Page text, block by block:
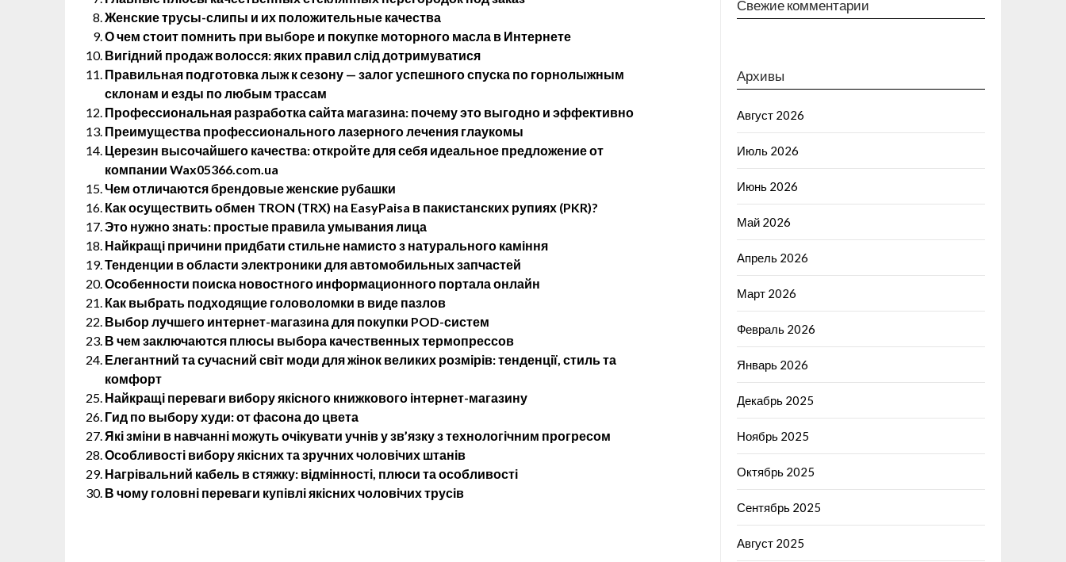
Женские трусы-слипы и их положительные качества
О чем стоит помнить при выборе и покупке моторного масла в Интернете
Вигідний продаж волосся: яких правил слід дотримуватися
Правильная подготовка лыж к сезону — залог успешного спуска по горнолыжным
склонам и езды по любым трассам
Профессиональная разработка сайта магазина: почему это выгодно и эффективно
Преимущества профессионального лазерного лечения глаукомы
Церезин высочайшего качества: откройте для себя идеальное предложение от
компании Wax05366.com.ua
Чем отличаются брендовые женские рубашки
Как осуществить обмен TRON (TRX) на EasyPaisa в пакистанских рупиях (PKR)?
Это нужно знать: простые правила умывания лица
Найкращі причини придбати стильне намисто з натурального каміння
Тенденции в области электроники для автомобильных запчастей
Особенности поиска новостного информационного портала онлайн
Как выбрать подходящие головоломки в виде пазлов
Выбор лучшего интернет-магазина для покупки POD-систем
В чем заключаются плюсы выбора качественных термопрессов
Елегантний та сучасний світ моди для жінок великих розмірів: тенденції, стиль та
комфорт
Найкращі переваги вибору якісного книжкового інтернет-магазину
Гид по выбору худи: от фасона до цвета
Які зміни в навчанні можуть очікувати учнів у зв’язку з технологічним прогресом
Особливості вибору якісних та зручних чоловічих штанів
Нагрівальний кабель в стяжку: відмінності, плюси та особливості
В чому головні переваги купівлі якісних чоловічих трусів
Свежие комментарии
Архивы
Август 2026
Июль 2026
Июнь 2026
Май 2026
Апрель 2026
Март 2026
Февраль 2026
Январь 2026
Декабрь 2025
Ноябрь 2025
Октябрь 2025
Сентябрь 2025
Август 2025